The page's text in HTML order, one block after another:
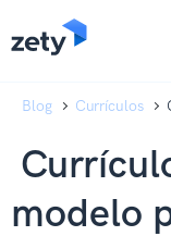
Blog Currículos
modelo